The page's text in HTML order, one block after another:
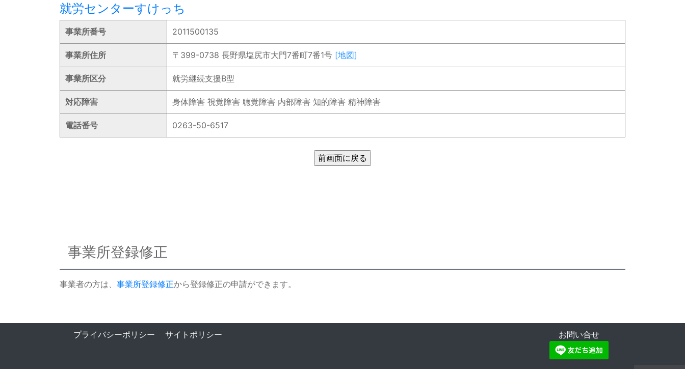
就労センターすけっち
事業所番号 2011500135
事業所住所 〒399-0738 長野県塩尻市大門7番町7番1号 [地図]
事業所区分 就労継続支援B型
対応障害 身体障害 視覚障害 聴覚障害 内部障害 知的障害 精神障害
電話番号 0263-50-6517
事業所登録修正
事業者の方は、 事業所登録修正から登録修正の申請ができます。
プライバシーポリシー サイトポリシー お問い合せ